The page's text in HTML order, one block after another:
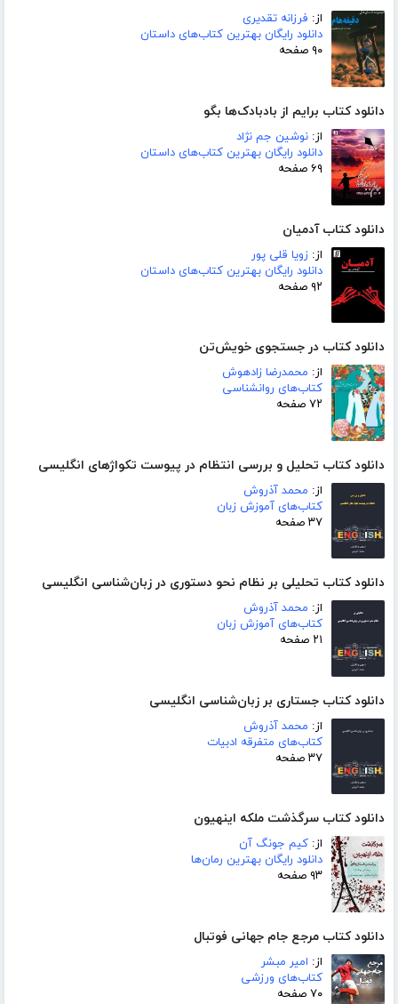
از: فرزانه تقدیری
دانلود رایگان بهترین کتاب‌های داستان
۹۰ صفحه
دانلود کتاب برایم از بادبادک‌ها بگو
از: نوشین جم نژاد
دانلود رایگان بهترین کتاب‌های داستان
۶۹ صفحه
دانلود کتاب آدمیان
از: زویا قلی پور
دانلود رایگان بهترین کتاب‌های داستان
۹۲ صفحه
دانلود کتاب در جستجوی خویش‌تن
از: محمدرضا زادهوش
کتاب‌های روانشناسی
۷۲ صفحه
دانلود کتاب تحلیل و بررسی انتظام در پیوست تکواژهای انگلیسی
از: محمد آذروش
کتاب‌های آموزش زبان
۳۷ صفحه
دانلود کتاب تحلیلی بر نظام نحو دستوری در زبان‌شناسی انگلیسی
از: محمد آذروش
کتاب‌های آموزش زبان
۲۱ صفحه
دانلود کتاب جستاری بر زبان‌شناسی انگلیسی
از: محمد آذروش
کتاب‌های متفرقه ادبیات
۳۷ صفحه
دانلود کتاب سرگذشت ملکه اینهیون
از: کیم جونگ آن
دانلود رایگان بهترین رمان‌ها
۹۳ صفحه
دانلود کتاب مرجع جام جهانی فوتبال
از: امیر مبشر
کتاب‌های ورزشی
۷۰ صفحه